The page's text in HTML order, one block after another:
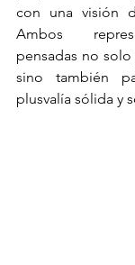
con una visión
Ambos
pensadas no solo
sino también
plusvalía sólida y